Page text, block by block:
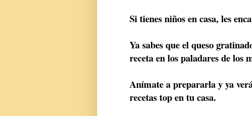
Si tienes niños en casa, les
Ya sabes que el queso
receta en los paladares de los
Anímate a prepararla y ya
recetas top en tu casa.